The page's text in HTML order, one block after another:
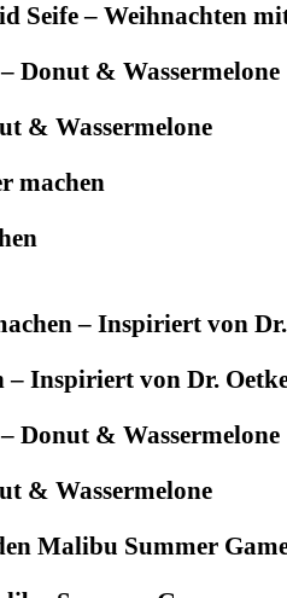
Seife – Weihnachten
& Wassermelone
– Inspiriert von Dr.
& Wassermelone